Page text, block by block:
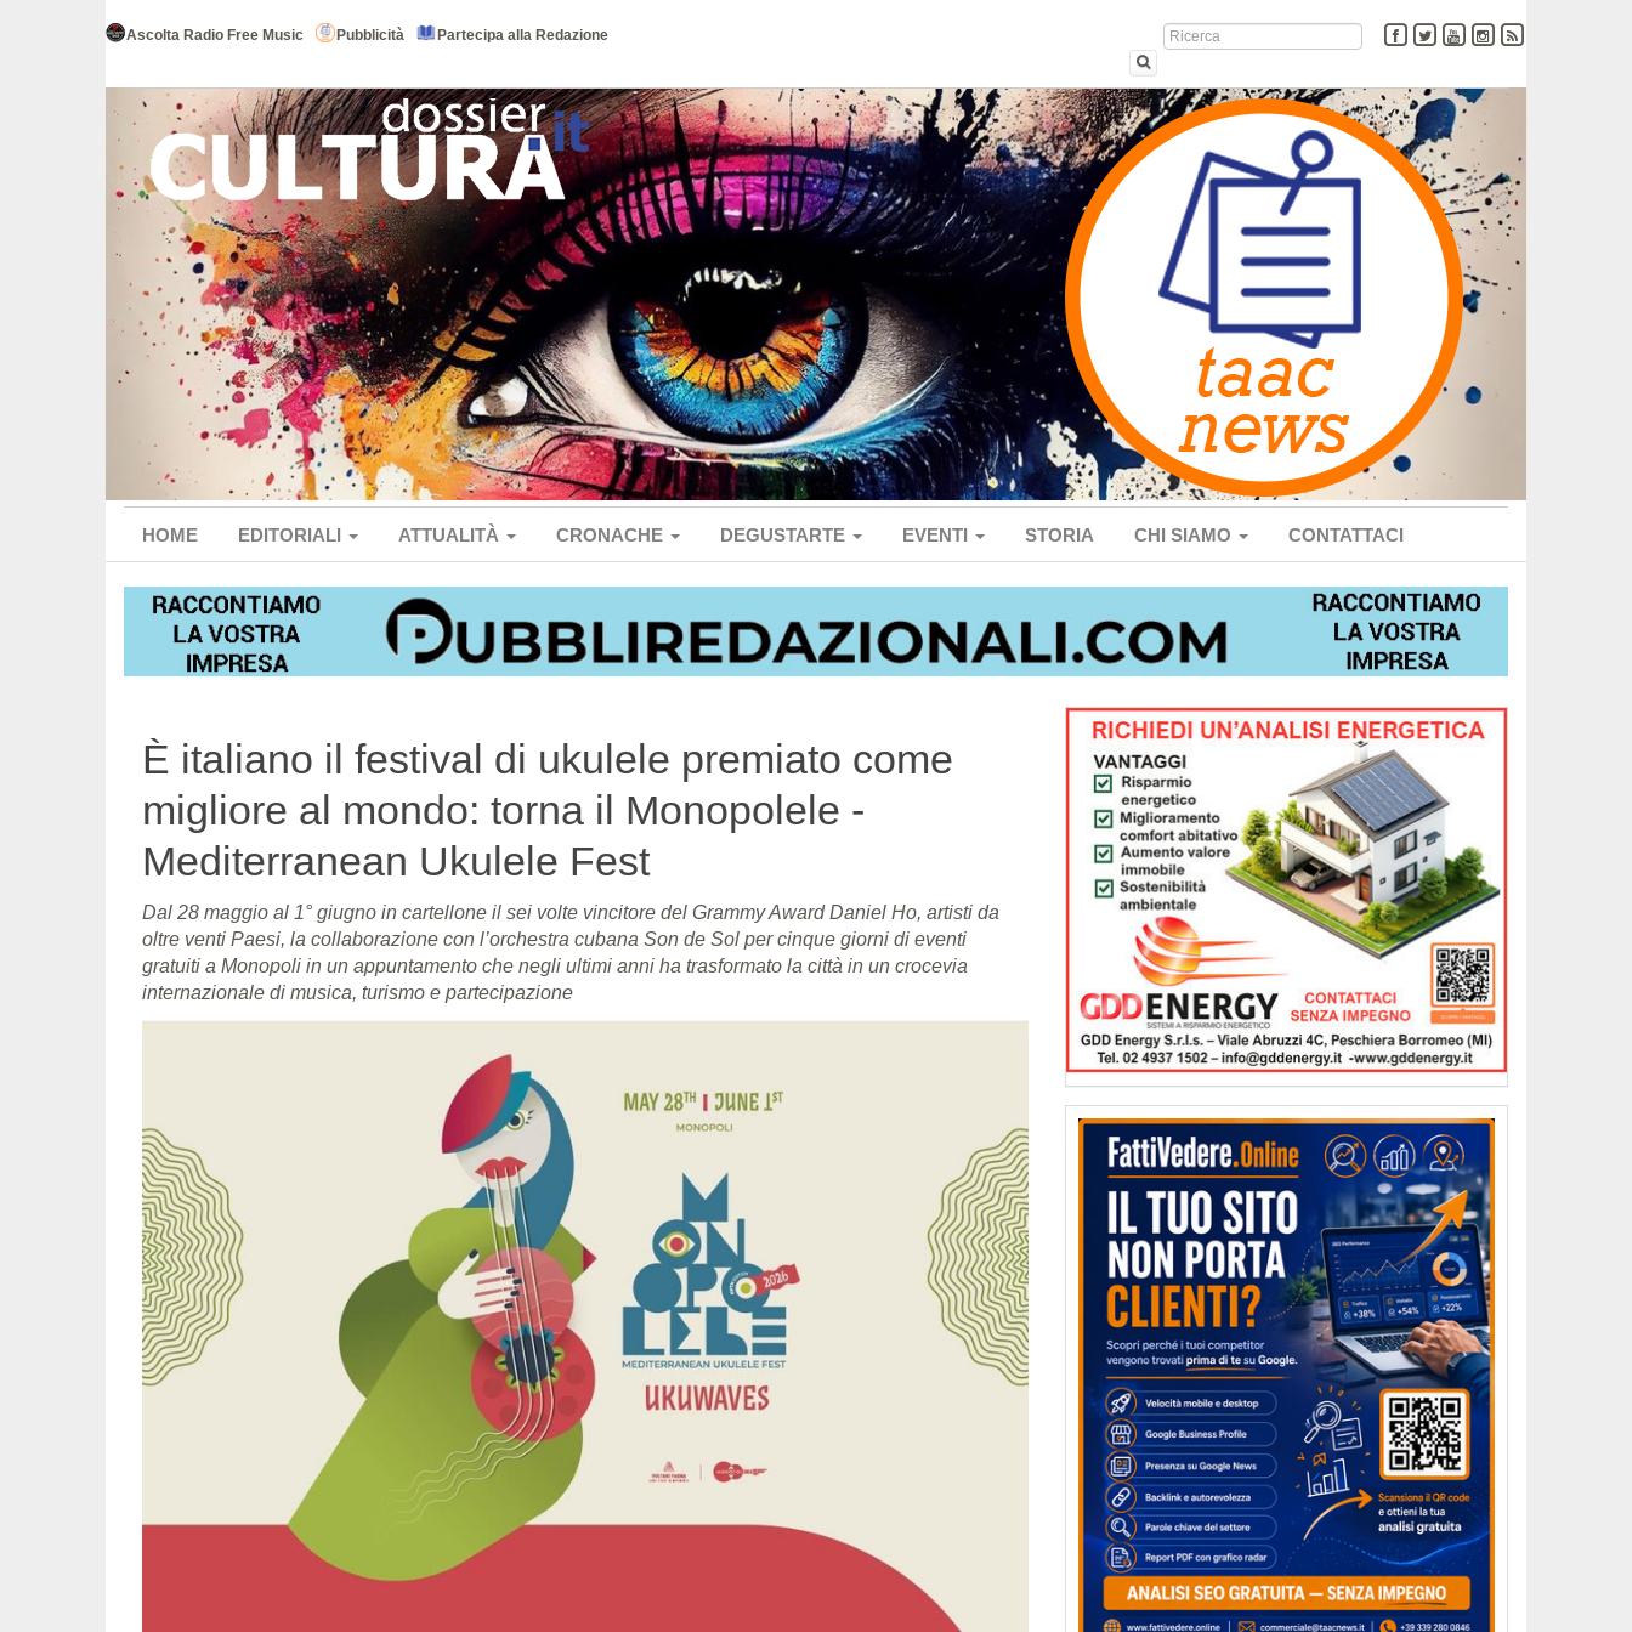
Ascolta Radio Free Music Pubblicità Partecipa alla Redazione
HOME EDITORIALI ATTUALITÀ CRONACHE DEGUSTARTE EVENTI STORIA CHI SIAMO CONTATTACI
È italiano il festival di ukulele premiato come
migliore al mondo: torna il Monopolele -
Mediterranean Ukulele Fest
Dal 28 maggio al 1° giugno in cartellone il sei volte vincitore del Grammy Award Daniel Ho, artisti da
oltre venti Paesi, la collaborazione con l’orchestra cubana Son de Sol per cinque giorni di eventi
gratuiti a Monopoli in un appuntamento che negli ultimi anni ha trasformato la città in un crocevia
internazionale di musica, turismo e partecipazione